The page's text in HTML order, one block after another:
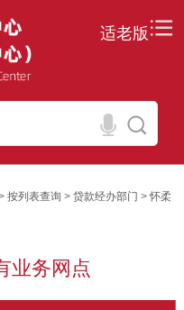
适老版
按列表查询 > 贷款经办部门 >怀柔
业务网点